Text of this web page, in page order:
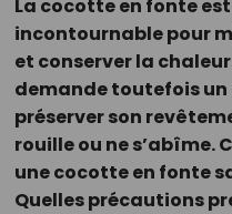
La cocotte en fonte
incontournable pour
et conserver la
demande toutefois
préserver son
rouille ou ne s’abîme.
une cocotte en fonte
Quelles précautions